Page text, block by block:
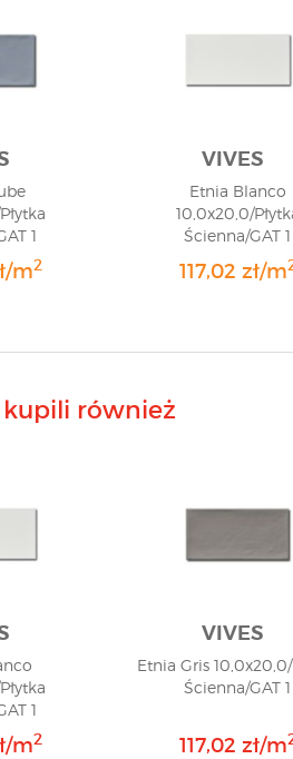
1
m2
VIVES
Etnia Blanco
10,0x20,0/
Ścienna/GAT 1
117,02 zł/m
kupili również
1
m2
VIVES
Etnia Gris 10,0x20,0/
Ścienna/GAT 1
117,02 zł/m